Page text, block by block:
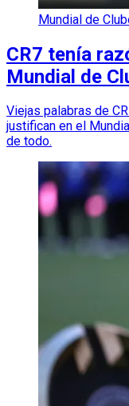
Mundial de
CR7 tenía
Mundial de
Viejas palabras de
justifican en el
de todo.